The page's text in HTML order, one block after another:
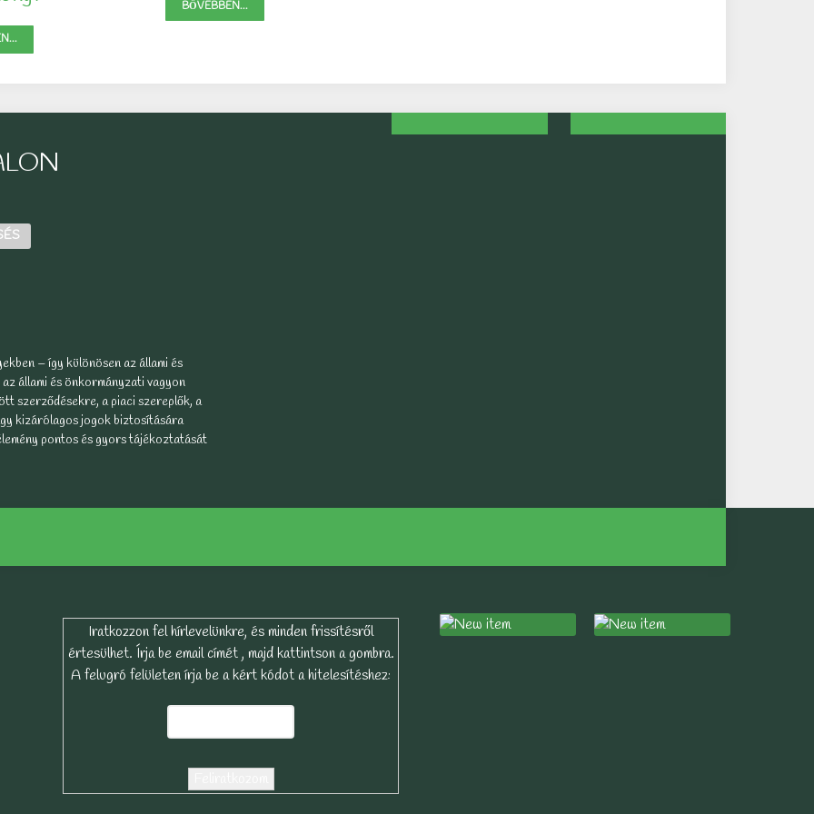
BŐVEBBEN...
– így különösen az állami és
állami és önkormányzati vagyon
szerződésekre, a piaci szereplők, a
kizárólagos jogok biztosítására
pontos és gyors tájékoztatását
Iratkozzon fel hírlevelünkre, és minden frissítésről
értesülhet. Írja be email címét , majd kattintson a gombra.
A felugró felületen írja be a kért kódot a hitelesítéshez: